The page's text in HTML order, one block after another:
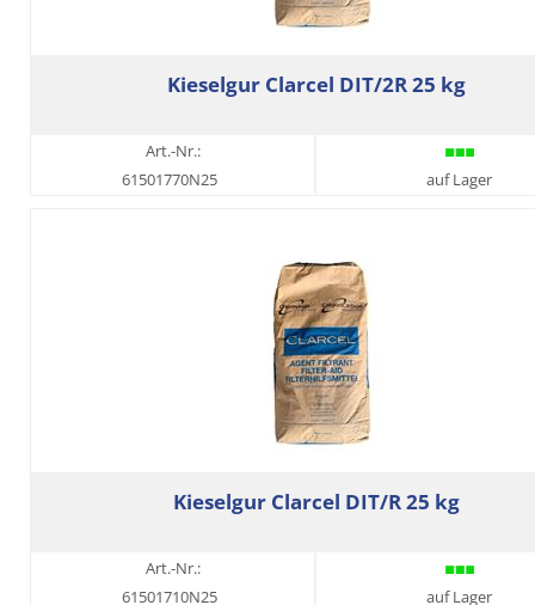
Kieselgur Clarcel DIT/2R 25 kg
Art.-Nr.:
61501770N25
auf Lager
Kieselgur Clarcel DIT/R 25 kg
Art.-Nr.:
61501710N25
auf Lager